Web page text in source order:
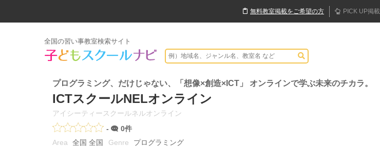
無料教室掲載をご希望の方 PICK UP掲載
全国の習い事教室検索サイト
プログラミング、だけじゃない、「想像×創造×ICT」 オンラインで学ぶ未来のチカラ。
ICTスクールNELオンライン
アイシーティースクールネルオンライン
-
0件
全国 全国
プログラミング